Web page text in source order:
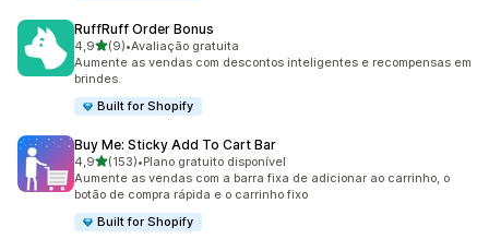
RuffRuff Order Bonus
4,9de 5 estrelas
(9)
9 avaliações ao todo
•Avaliação gratuita
Aumente as vendas com descontos inteligentes e recompensas em
brindes.
Built for Shopify
Buy Me: Sticky Add To Cart Bar
4,9de 5 estrelas
(153)
153 avaliações ao todo
•Plano gratuito disponível
Aumente as vendas com a barra fixa de adicionar ao carrinho, o
botão de compra rápida e o carrinho fixo
Built for Shopify